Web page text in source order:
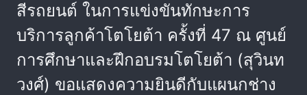
สีรถยนต์ ในการแข่งขันทักษะการ
บริการลูกค้าโตโยต้า ครั้งที่ 47 ณ ศูนย์
การศึกษาและฝึกอบรมโตโยต้า (สุวินท
วงศ์) ขอแสดงความยินดีกับแผนกช่าง